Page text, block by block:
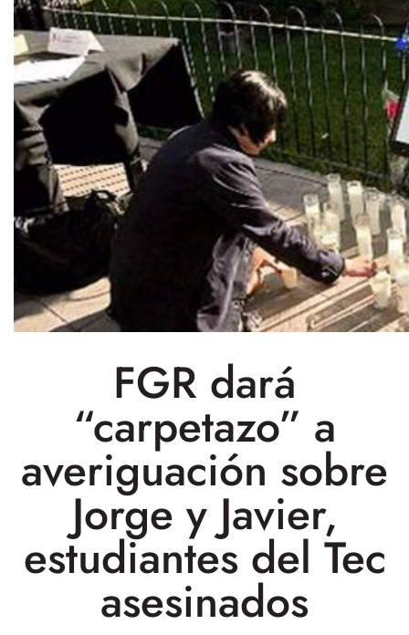
FGR dará
“carpetazo” a
averiguación sobre
Jorge y Javier,
estudiantes del Tec
asesinados